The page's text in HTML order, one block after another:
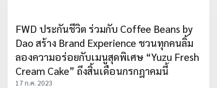
FWD ประกันชีวิต ร่วมกับ Coffee Beans by
Dao สร้าง Brand Experience ชวนทุกคนลิ้ม
ลองความอร่อยกับเมนูสุดพิเศษ “Yuzu Fresh
Cream Cake” ถึงสิ้นเดือนกรกฎาคมนี้
17 ก.ค. 2023